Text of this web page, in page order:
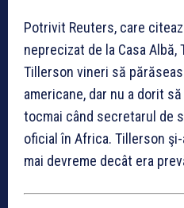
Potrivit Reuters, care
neprecizat de la Casa
Tillerson vineri să
americane, dar nu a dorit
tocmai când secretarul de
oficial în Africa. Tillerson
mai devreme decât era